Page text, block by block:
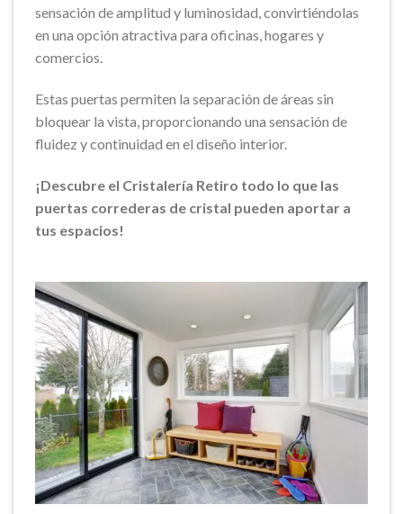
sensación de amplitud y luminosidad, convirtiéndolas
en una opción atractiva para oficinas, hogares y
comercios.
Estas puertas permiten la separación de áreas sin
bloquear la vista, proporcionando una sensación de
fluidez y continuidad en el diseño interior.
¡Descubre el Cristalería Retiro todo lo que las
puertas correderas de cristal pueden aportar a
tus espacios!